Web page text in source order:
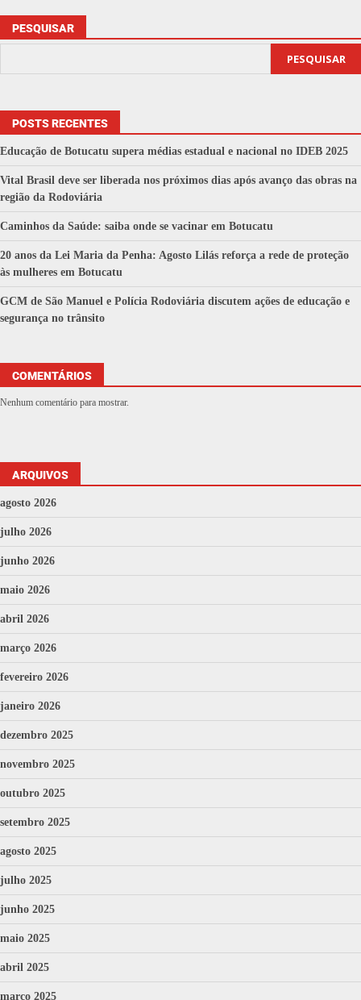
PESQUISAR
PESQUISAR
POSTS RECENTES
Educação de Botucatu supera médias estadual e nacional no IDEB 2025
Vital Brasil deve ser liberada nos próximos dias após avanço das obras na
região da Rodoviária
Caminhos da Saúde: saiba onde se vacinar em Botucatu
20 anos da Lei Maria da Penha: Agosto Lilás reforça a rede de proteção
às mulheres em Botucatu
GCM de São Manuel e Polícia Rodoviária discutem ações de educação e
segurança no trânsito
COMENTÁRIOS
Nenhum comentário para mostrar.
ARQUIVOS
agosto 2026
julho 2026
junho 2026
maio 2026
abril 2026
março 2026
fevereiro 2026
janeiro 2026
dezembro 2025
novembro 2025
outubro 2025
setembro 2025
agosto 2025
julho 2025
junho 2025
maio 2025
abril 2025
março 2025